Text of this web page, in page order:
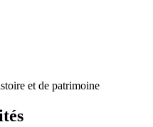
et de patrimoine